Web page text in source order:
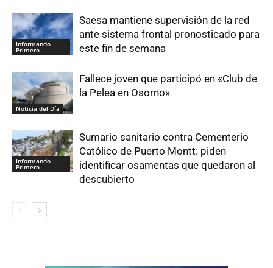
Informando
Primero
Saesa mantiene supervisión de la red
ante sistema frontal pronosticado para
este fin de semana
Noticia del Día
Fallece joven que participó en «Club de
la Pelea en Osorno»
Informando
Primero
Sumario sanitario contra Cementerio
Católico de Puerto Montt: piden
identificar osamentas que quedaron al
descubierto